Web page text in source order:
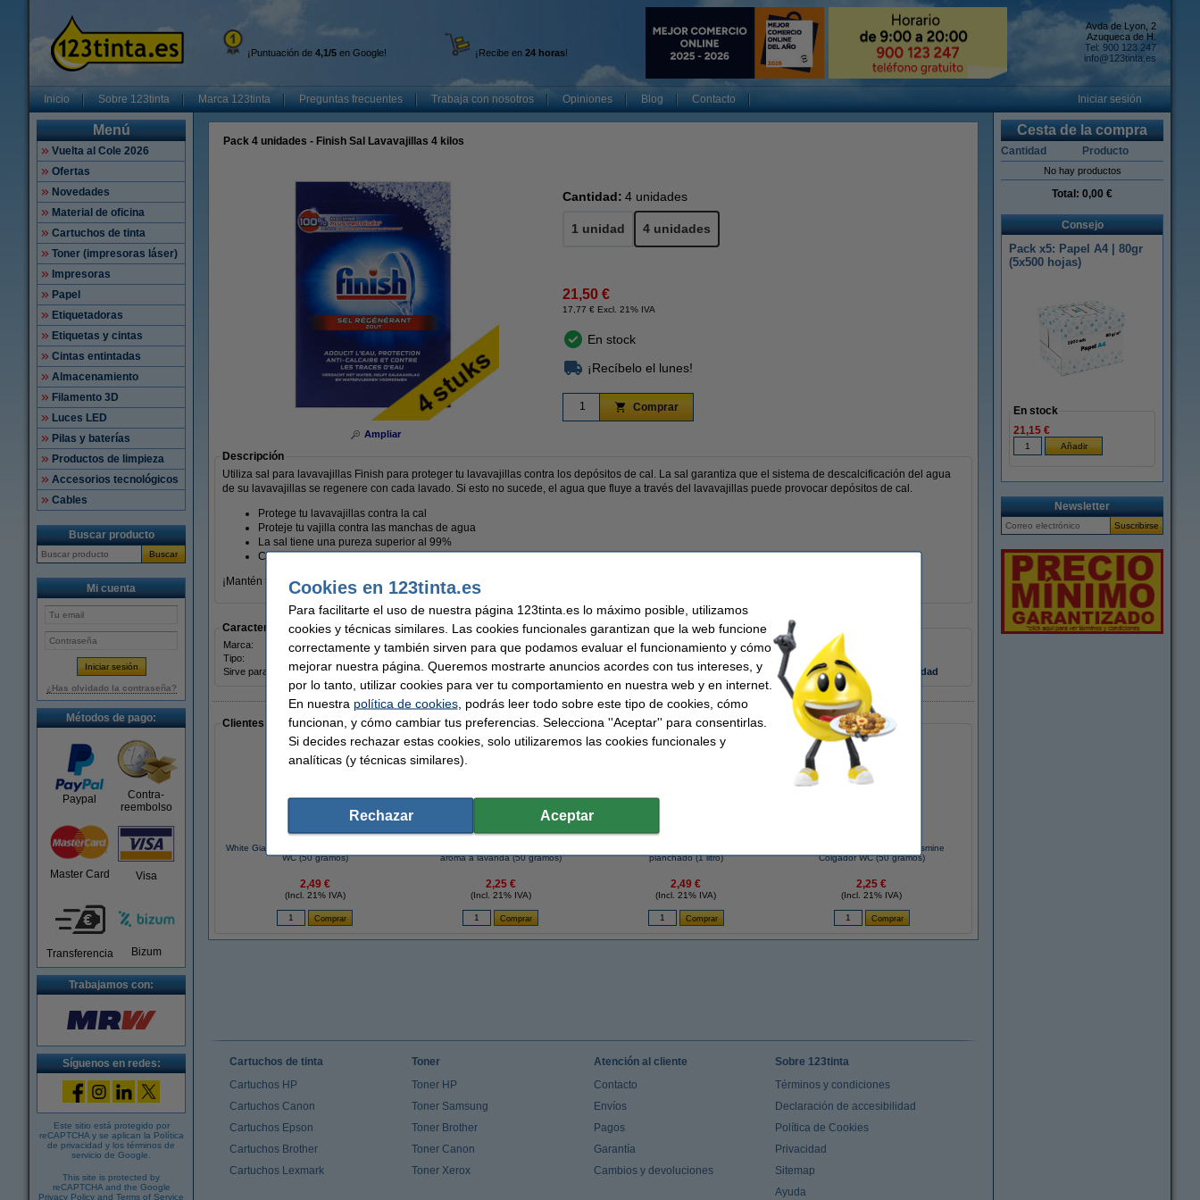
¡Puntuación de 4,1/5 en Google! ¡Recibe en 24 horas!
Avda de Lyon, 2
Azuqueca de H.
Tel: 900 123 247
info@123tinta.es
Inicio Sobre 123tinta Marca 123tinta Preguntas frecuentes Trabaja con nosotros Opiniones Blog Contacto Iniciar sesión
Menú
Vuelta al Cole 2026
Ofertas
Novedades
Material de oficina
Cartuchos de tinta
Toner (impresoras láser)
Impresoras
Papel
Etiquetadoras
Etiquetas y cintas
Cintas entintadas
Almacenamiento
Filamento 3D
Luces LED
Pilas y baterías
Productos de limpieza
Accesorios tecnológicos
Cables
Buscar producto
Buscar
Mi cuenta
¿Has olvidado la contraseña?
Métodos de pago:
Paypal
Contra-
reembolso
Master Card Visa
Transferencia Bizum
Trabajamos con:
Síguenos en redes:
Este sitio está protegido por
reCAPTCHA y se aplican la Política
de privacidad y los términos de
servicio de Google
This site is protected by
reCAPTCHA and the Google
Privacy Policy and Terms of Service
Pack 4 unidades - Finish Sal Lavavajillas 4 kilos
Ampliar
Cantidad: 4 unidades
1 unidad 4 unidades
21,50 €
17,77 € Excl. 21% IVA
En stock
¡Recíbelo el lunes!
Comprar
Descripción
Utiliza sal para lavavajillas Finish para proteger tu lavavajillas contra los depósitos de cal. La sal garantiza que el sistema de descalcificación del agua
de su lavavajillas se regenere con cada lavado. Si esto no sucede, el agua que fluye a través del lavavajillas puede provocar depósitos de cal.
Protege tu lavavajillas contra la cal
Proteje tu vajilla contra las manchas de agua
La sal tiene una pureza superior al 99%
Contien 4 paquetes que contienen 4 kg
¡Mantén tu lavavajillas impecable!
Características
Marca: Finish Volumen:
4.000 g
Tipo:
sal para lavavajillas
4 unidades
Sirve para:
lavavajillas Información: Información de seguridad
Clientes que han realizado compras similares también han elegido estos artículos.
White Giant Active Boost Blossom colgador
WC (50 gramos)
2,49 €
(Incl. 21% IVA)
aroma a lavanda (50 gramos)
2,25 €
(Incl. 21% IVA)
planchado (1 litro)
2,49 €
(Incl. 21% IVA)
Witte Reus DeLuxe Lovely Jasmine
Colgador WC (50 gramos)
2,25 €
(Incl. 21% IVA)
Cesta de la compra
Cantidad Producto
No hay productos
Total: 0,00 €
Consejo
Pack x5: Papel A4 | 80gr
(5x500 hojas)
En stock
21,15 €
Newsletter
Cartuchos de tinta
Cartuchos HP
Cartuchos Canon
Cartuchos Epson
Cartuchos Brother
Cartuchos Lexmark
Toner
Toner HP
Toner Samsung
Toner Brother
Toner Canon
Toner Xerox
Atención al cliente
Contacto
Envíos
Pagos
Garantía
Cambios y devoluciones
Sobre 123tinta
Términos y condiciones
Declaración de accesibilidad
Política de Cookies
Privacidad
Sitemap
Ayuda
Cookies en 123tinta.es
Para facilitarte el uso de nuestra página 123tinta.es lo máximo posible, utilizamos
cookies y técnicas similares. Las cookies funcionales garantizan que la web funcione
correctamente y también sirven para que podamos evaluar el funcionamiento y cómo
mejorar nuestra página. Queremos mostrarte anuncios acordes con tus intereses, y
por lo tanto, utilizar cookies para ver tu comportamiento en nuestra web y en internet.
En nuestra política de cookies, podrás leer todo sobre este tipo de cookies, cómo
funcionan, y cómo cambiar tus preferencias. Selecciona ''Aceptar'' para consentirlas.
Si decides rechazar estas cookies, solo utilizaremos las cookies funcionales y
analíticas (y técnicas similares).
Rechazar Aceptar